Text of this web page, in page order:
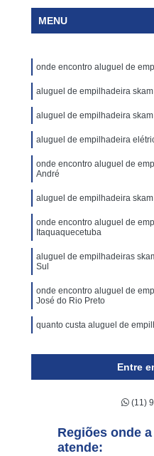
MENU
onde encontro aluguel de
aluguel de empilhadeira
aluguel de empilhadeira
aluguel de empilhadeira
onde encontro aluguel de
André
aluguel de empilhadeira
onde encontro aluguel de
Itaquaquecetuba
aluguel de empilhadeiras
Sul
onde encontro aluguel de
José do Rio Preto
quanto custa aluguel de
Entre
(11)
Regiões onde
atende: